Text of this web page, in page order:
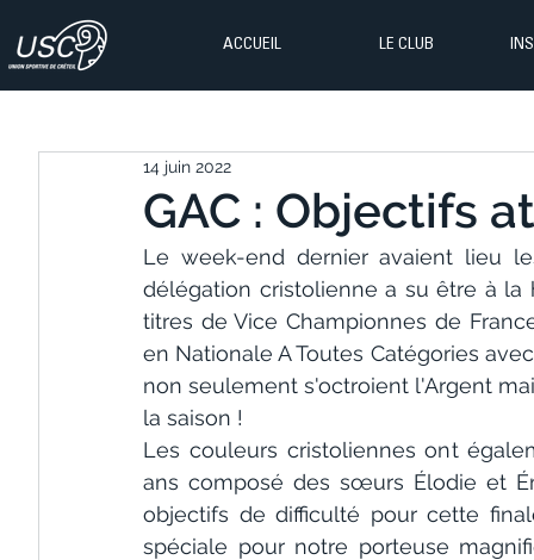
ACCUEIL LE CLUB
GAC : Objectifs
14 juin 2022
Le week-end dernier avaient lieu
délégation cristolienne a su être à
titres de Vice Championnes de
en Nationale A Toutes Catégories
non seulement s'octroient l'Argent
la saison !
Les couleurs cristoliennes ont
ans composé des sœurs Élodie et
objectifs de difficulté pour cette
spéciale pour notre porteuse